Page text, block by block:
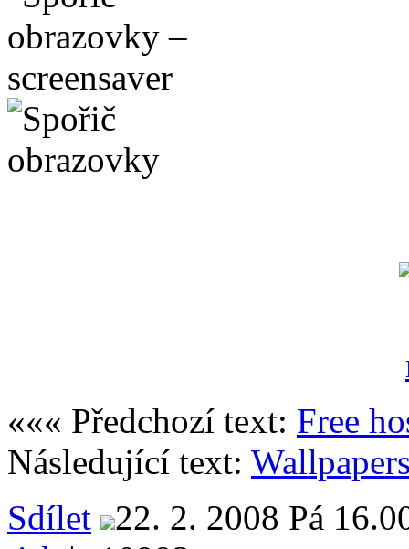
««« Předchozí text: Free
Následující text:
Sdílet
22. 2. 2008 Pá